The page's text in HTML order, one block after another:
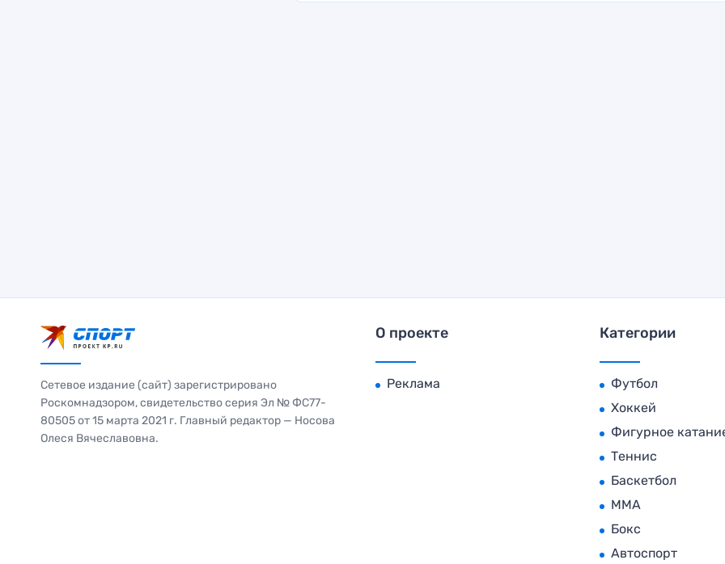
Сетевое издание (сайт) зарегистрировано
Роскомнадзором, свидетельство серия Эл № ФС77-
80505 от 15 марта 2021 г. Главный редактор — Носова
Олеся Вячеславовна.
О проекте
Реклама
Категории
Футбол
Хоккей
Фигурное
Теннис
Баскетбол
MMA
Бокс
Автоспорт